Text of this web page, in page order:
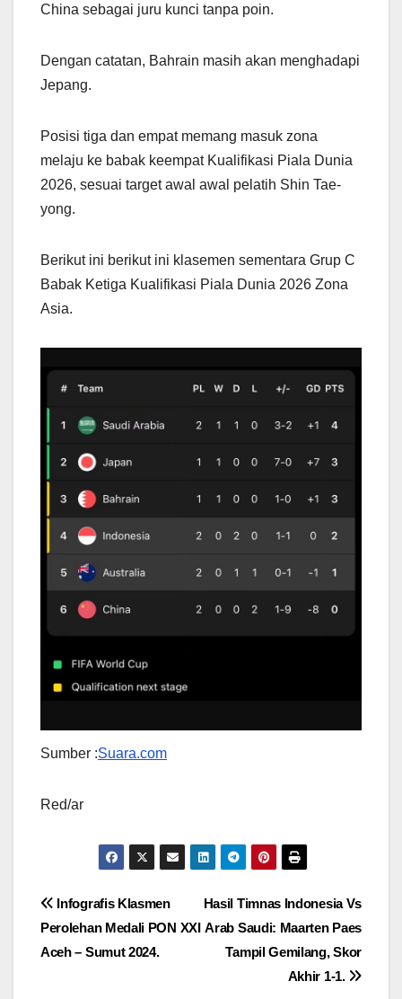
China sebagai juru kunci tanpa poin.
Dengan catatan, Bahrain masih akan menghadapi
Jepang.
Posisi tiga dan empat memang masuk zona
melaju ke babak keempat Kualifikasi Piala Dunia
2026, sesuai target awal awal pelatih Shin Tae-
yong.
Berikut ini berikut ini klasemen sementara Grup C
Babak Ketiga Kualifikasi Piala Dunia 2026 Zona
Asia.
Sumber :Suara.com
Red/ar
Navigasi
pos
Hasil Timnas Indonesia Vs
Arab Saudi: Maarten Paes
Tampil Gemilang, Skor
Akhir 1-1.
Infografis Klasmen
Perolehan Medali PON XXI
Aceh – Sumut 2024.